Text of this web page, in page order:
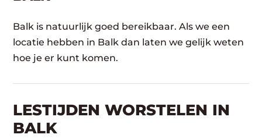
Balk is natuurlijk goed bereikbaar. Als we een
locatie hebben in Balk dan laten we gelijk weten
hoe je er kunt komen.
LESTIJDEN WORSTELEN IN
BALK